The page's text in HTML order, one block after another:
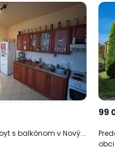
s balkónom v Nový...
99
obci